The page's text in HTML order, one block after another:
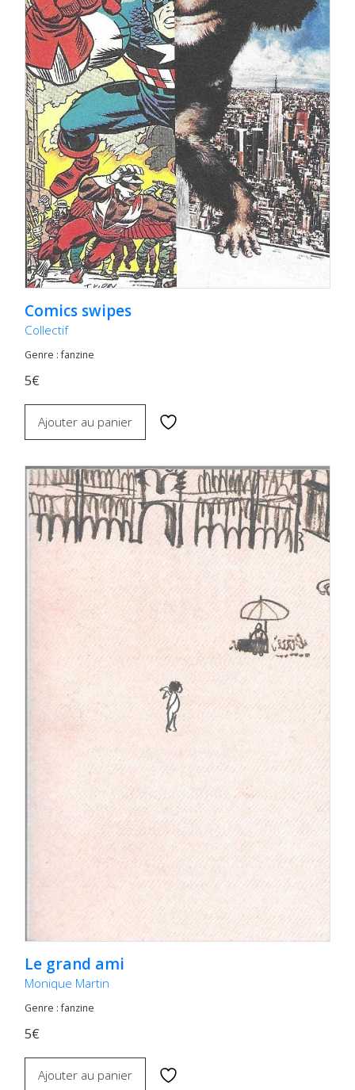
Comics swipes
Collectif
Genre : fanzine
5€
Ajouter au panier
Le grand ami
Monique Martin
Genre : fanzine
5€
Ajouter au panier